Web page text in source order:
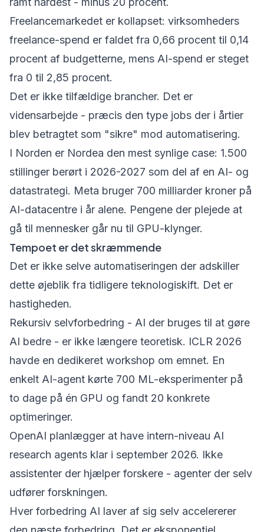
Freelancemarkedet er kollapset: virksomheders
freelance-spend er faldet fra 0,66 procent til 0,14
procent af budgetterne, mens AI-spend er steget
fra 0 til 2,85 procent.
Det er ikke tilfældige brancher. Det er
vidensarbejde - præcis den type jobs der i årtier
blev betragtet som "sikre" mod automatisering.
I Norden er Nordea den mest synlige case: 1.500
stillinger berørt i 2026-2027 som del af en AI- og
datastrategi. Meta bruger 700 milliarder kroner på
AI-datacentre i år alene. Pengene der plejede at
gå til mennesker går nu til GPU-klynger.
Tempoet er det skræmmende
Det er ikke selve automatiseringen der adskiller
dette øjeblik fra tidligere teknologiskift. Det er
hastigheden.
Rekursiv selvforbedring - AI der bruges til at gøre
AI bedre - er ikke længere teoretisk. ICLR 2026
havde en dedikeret workshop om emnet. En
enkelt AI-agent kørte 700 ML-eksperimenter på
to dage på én GPU og fandt 20 konkrete
optimeringer.
OpenAI planlægger at have intern-niveau AI
research agents klar i september 2026. Ikke
assistenter der hjælper forskere - agenter der selv
udfører forskningen.
Hver forbedring AI laver af sig selv accelererer